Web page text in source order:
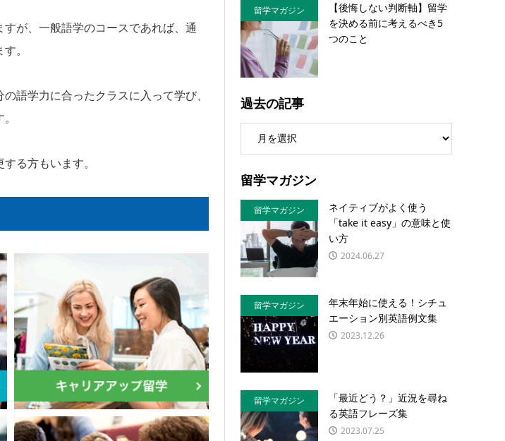
が、一般語学のコースであれば、通
。
語学力に合ったクラスに入って学び、
る方もいます。
留学マガジン
【後悔しない判断軸】留学
を決める前に考えるべき5
つのこと
過去の記事
留学マガジン
留学マガジン
ネイティブがよく使う
「take it easy」の意味と使
い方
2024.06.27
留学マガジン
年末年始に使える！シチュ
エーション別英語例文集
2023.12.26
留学マガジン
「最近どう？」近況を尋ね
る英語フレーズ集
2023.07.25